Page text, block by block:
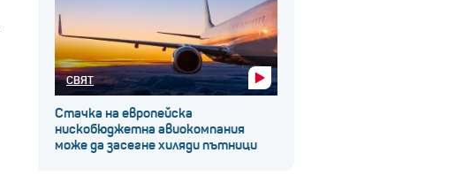
СВЯТ
Стачка на европейска
нискобюджетна авиокомпания
може да засегне хиляди пътници